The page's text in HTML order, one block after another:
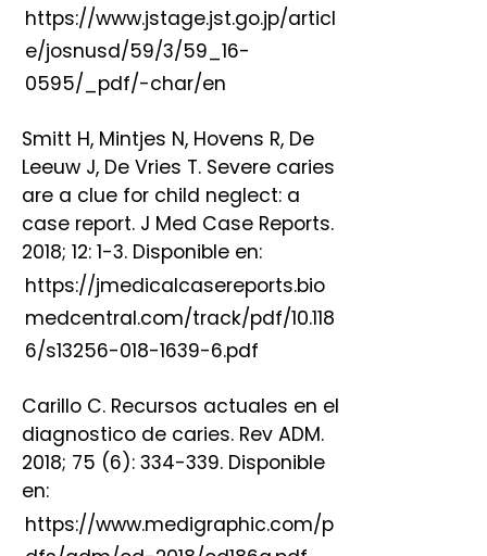
https://www.jstage.jst.go.jp/articl
e/josnusd/59/3/59_16-
0595/_pdf/-char/en
Smitt H, Mintjes N, Hovens R, De
Leeuw J, De Vries T. Severe caries
are a clue for child neglect: a
case report. J Med Case Reports.
2018; 12: 1-3. Disponible en:
https://jmedicalcasereports.bio
medcentral.com/track/pdf/10.118
6/s13256-018-1639-6.pdf
Carillo C. Recursos actuales en el
diagnostico de caries. Rev ADM.
2018; 75 (6): 334-339. Disponible
en:
https://www.medigraphic.com/p